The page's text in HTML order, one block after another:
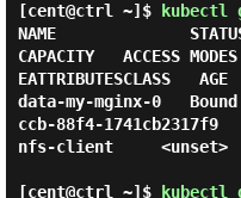
[cent@ctrl ~]$
kubectl
NAME              STATUS
CAPACITY   ACCESS
EATTRIBUTESCLASS   AGE
data-my-mginx-0
ccb-88f4-
nfs-client
[cent@ctrl ~]$
kubectl